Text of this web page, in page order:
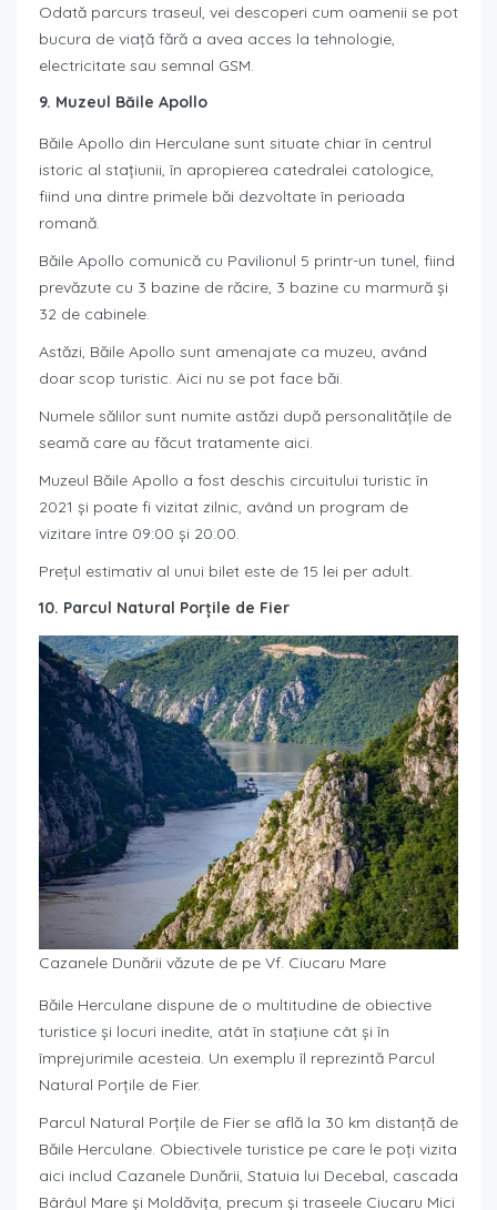
Odată parcurs traseul, vei descoperi cum oamenii se pot
bucura de viață fără a avea acces la tehnologie,
electricitate sau semnal GSM.
9. Muzeul Băile Apollo
Băile Apollo din Herculane sunt situate chiar în centrul
istoric al stațiunii, în apropierea catedralei catologice,
fiind una dintre primele băi dezvoltate în perioada
romană.
Băile Apollo comunică cu Pavilionul 5 printr-un tunel, fiind
prevăzute cu 3 bazine de răcire, 3 bazine cu marmură și
32 de cabinele.
Astăzi, Băile Apollo sunt amenajate ca muzeu, având
doar scop turistic. Aici nu se pot face băi.
Numele sălilor sunt numite astăzi după personalitățile de
seamă care au făcut tratamente aici.
Muzeul Băile Apollo a fost deschis circuitului turistic în
2021 și poate fi vizitat zilnic, având un program de
vizitare între 09:00 și 20:00.
Prețul estimativ al unui bilet este de 15 lei per adult.
10. Parcul Natural Porțile de Fier
Cazanele Dunării văzute de pe Vf. Ciucaru Mare
Băile Herculane dispune de o multitudine de obiective
turistice și locuri inedite, atât în stațiune cât și în
împrejurimile acesteia. Un exemplu îl reprezintă Parcul
Natural Porțile de Fier.
Parcul Natural Porțile de Fier se află la 30 km distanță de
Băile Herculane. Obiectivele turistice pe care le poți vizita
aici includ Cazanele Dunării, Statuia lui Decebal, cascada
Bârâul Mare și Moldăvița, precum și traseele Ciucaru Mici